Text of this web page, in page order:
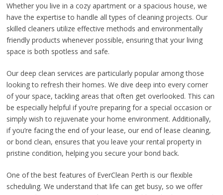
Whether you live in a cozy apartment or a spacious house, we
have the expertise to handle all types of cleaning projects. Our
skilled cleaners utilize effective methods and environmentally
friendly products whenever possible, ensuring that your living
space is both spotless and safe.
Our deep clean services are particularly popular among those
looking to refresh their homes. We dive deep into every corner
of your space, tackling areas that often get overlooked. This can
be especially helpful if you’re preparing for a special occasion or
simply wish to rejuvenate your home environment. Additionally,
if you’re facing the end of your lease, our end of lease cleaning,
or bond clean, ensures that you leave your rental property in
pristine condition, helping you secure your bond back.
One of the best features of EverClean Perth is our flexible
scheduling. We understand that life can get busy, so we offer